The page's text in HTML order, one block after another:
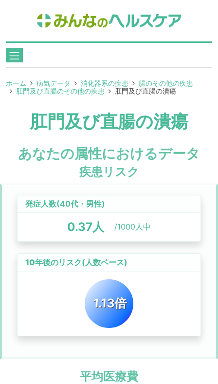
ホーム 病気データ 消化器系の疾患
腸のその他の疾患
肛門及び直腸のその他の疾患
肛門及び直腸の潰瘍
肛門及び直腸の潰瘍
あなたの属性におけるデータ
疾患リスク
発症人数(40代 ・ 男性)
0.37人 /1000人中
10年後のリスク(人数ベース)
1.13倍
平均医療費